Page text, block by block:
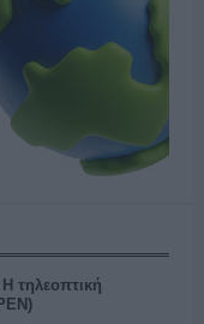
τηλεοπτική